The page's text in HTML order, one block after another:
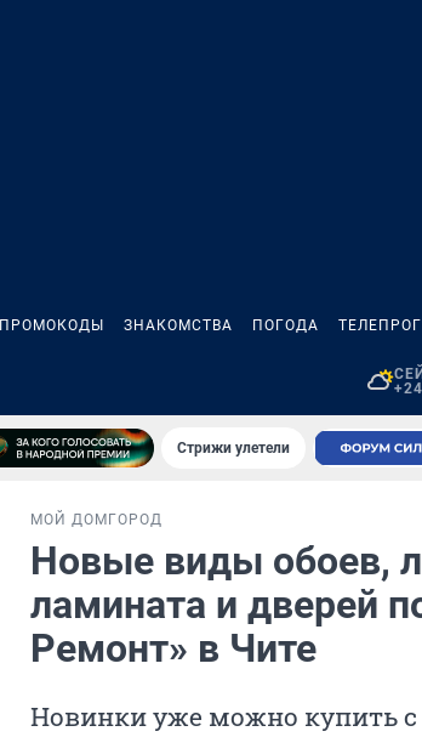
ПРОМОКОДЫ ЗНАКОМСТВА ПОГОДА
Стрижи улетели
МОЙ ДОМ ГОРОД
Новые виды обоев,
ламината и дверей
Ремонт» в Чите
Новинки уже можно купить с